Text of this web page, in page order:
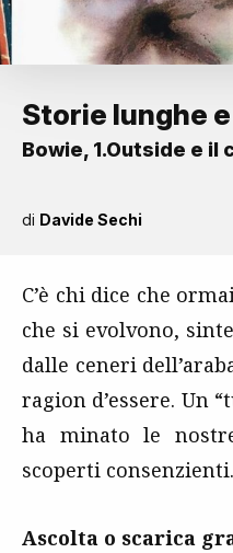
Storie lunghe
Bowie, 1.Outside e il
di Davide Sechi
C’è chi dice che
che si evolvono,
dalle ceneri
ragion d’essere. Un
ha minato le
scoperti consenzienti.
Ascolta o scarica